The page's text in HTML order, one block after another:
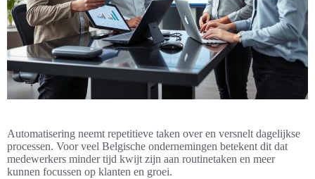
Automatisering neemt repetitieve taken over en versnelt dagelijkse
processen. Voor veel Belgische ondernemingen betekent dit dat
medewerkers minder tijd kwijt zijn aan routinetaken en meer
kunnen focussen op klanten en groei.